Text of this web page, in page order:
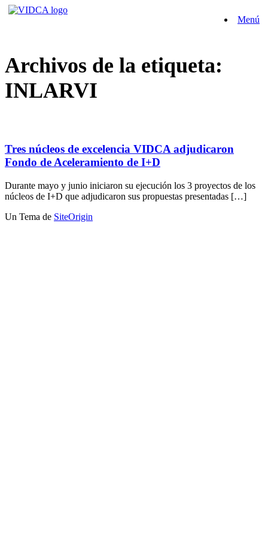
Saltar
Menú
Archivos de la etiqueta:
INLARVI
Tres núcleos de excelencia VIDCA adjudicaron
Fondo de Aceleramiento de I+D
Durante mayo y junio iniciaron su ejecución los 3 proyectos de los
núcleos de I+D que adjudicaron sus propuestas presentadas […]
Un Tema de SiteOrigin